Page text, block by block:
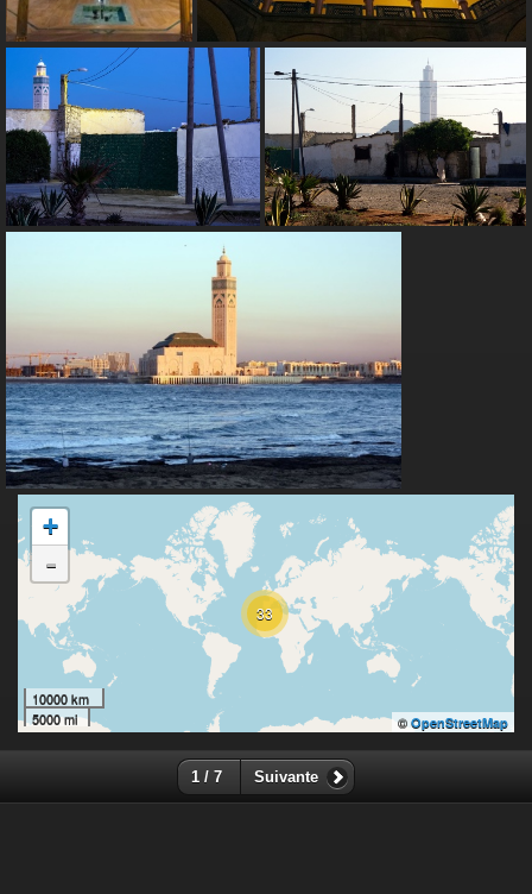
33
+
-
10000 km
5000 mi
© OpenStreetMap
1 / 7 Suivante